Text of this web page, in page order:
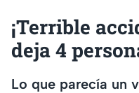
¡Terrible
deja 4
Lo que parecía un